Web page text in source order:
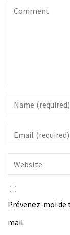
Prévenez-moi de
mail.